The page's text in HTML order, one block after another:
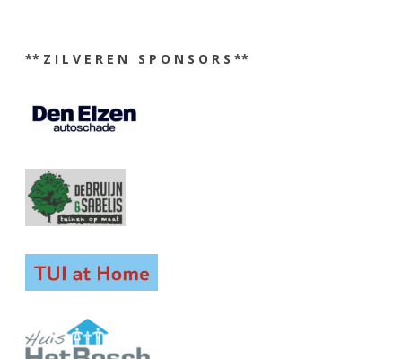
** Z I L V E R E N S P O N S O R S **